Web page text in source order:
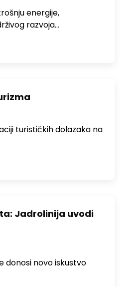
energije,
razvoja…
turističkih dolazaka na
Jadrolinija uvodi
donosi novo iskustvo